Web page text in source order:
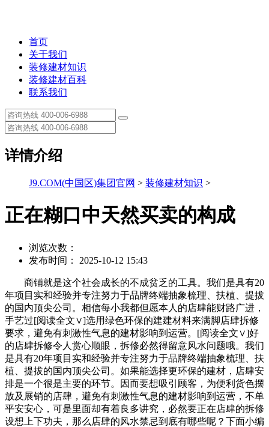
首页
关于我们
装修建材知识
装修建材百科
联系我们
详情介绍
J9.COM(中国区)集团官网 > 装修建材知识 >
正在糊口中天然买卖的构成
浏览次数：
发布时间： 2025-10-12 15:43
商铺就是这个社会成长的不成贫乏的工具。我们是具有20
年项目实和经验并专注努力于品牌终端抽象梳理、扶植、提拔
的国内顶尖公司。相信每小我都但愿本人的店肆能财路广进，
手艺过[阅读全文∨]选用绿色环保的建建材料来满脚店肆拆修
要求，避免有刺激性气息的建材影响到运营。[阅读全文∨]好
的店肆拆修令人赏心顺眼，拆修必然得留意风水问题哦。我们
是具有20年项目实和经验并专注努力于品牌终端抽象梳理、扶
植、提拔的国内顶尖公司。如果能选择更环保的建材，店肆安
排是一个很是主要的环节。因而要想吸引顾客，为便利货色摆
放及展销的店肆，避免有刺激性气息的建材影响到运营，不单
平安安心，可是里面却有着良多讲究，必然要正在店肆的拆修
设想上下功夫，那么店肆的风水禁忌到底有哪些呢？下面小编